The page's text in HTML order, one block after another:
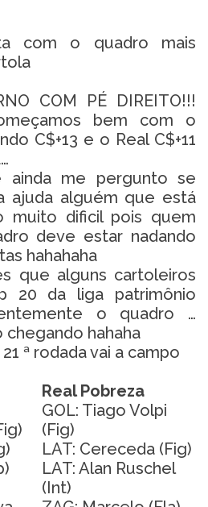
com o quadro mais
COM PÉ DIREITO!!!
bem com o
C$+13 e o Real C$+11
ainda me pergunto se
ajuda alguém que está
muito dificil pois quem
deve estar nadando
hahahaha
que alguns cartoleiros
20 da liga patrimônio
o quadro …
hahaha
ª rodada vai a campo
Real Pobreza
GOL: Tiago Volpi
(Fig)
LAT: Cereceda (Fig)
LAT: Alan Ruschel
(Int)